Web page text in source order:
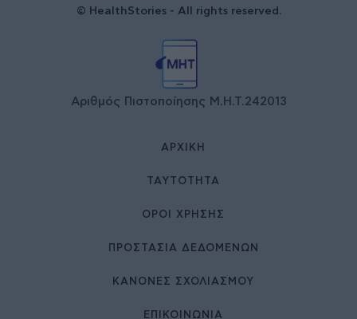
© HealthStories - All rights reserved.
Αριθμός Πιστοποίησης Μ.Η.Τ.242013
ΑΡΧΙΚΉ
ΤΑΥΤΌΤΗΤΑ
ΌΡΟΙ ΧΡΉΣΗΣ
ΠΡΟΣΤΑΣΙΑ ΔΕΔΟΜΕΝΩΝ
ΚΑΝΟΝΕΣ ΣΧΟΛΙΑΣΜΟΥ
ΕΠΙΚΟΙΝΩΝΊΑ